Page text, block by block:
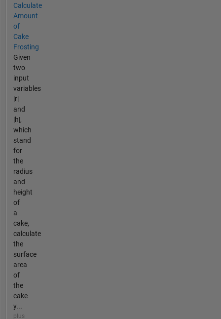
Calculate
Amount
of
Cake
Frosting
Given
two
input
variables
|r|
and
|h|,
which
stand
for
the
radius
and
height
of
a
cake,
calculate
the
surface
area
of
the
cake
y...
plus